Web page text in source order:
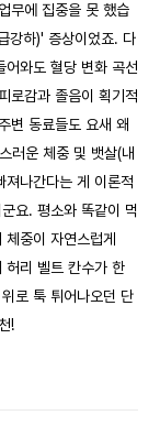
무에 집중을 못 했습
강하)' 증상이었죠. 다
와도 혈당 변화 곡선
로감과 졸음이 획기적
변 동료들도 요새 왜
러운 체중 및 뱃살(내
나간다는 게 이론적
요. 평소와 똑같이 먹
중이 자연스럽게
리 벨트 칸수가 한
로 툭 튀어나오던 단
!